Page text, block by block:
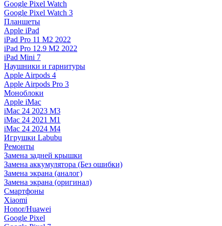
Google Pixel Watch
Google Pixel Watch 3
Планшеты
Apple iPad
iPad Pro 11 M2 2022
iPad Pro 12.9 M2 2022
iPad Mini 7
Наушники и гарнитуры
Apple Airpods 4
Apple Airpods Pro 3
Моноблоки
Apple iMac
iMac 24 2023 M3
iMac 24 2021 M1
iMac 24 2024 M4
Игрушки Labubu
Ремонты
Замена задней крышки
Замена аккумулятора (Без ошибки)
Замена экрана (аналог)
Замена экрана (оригинал)
Смартфоны
Xiaomi
Honor/Huawei
Google Pixel